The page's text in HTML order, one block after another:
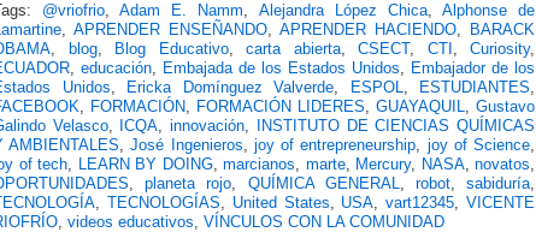
@vriofrio,Adam E. Namm, Alejandra López Chica, Alphonse de
, APRENDER ENSEÑANDO, APRENDER HACIENDO,
BARACK
, blog, Blog Educativo, carta abierta, CSECT , CTI , Curiosity,
, educación, Embajada de los Estados Unidos, Embajador de los
Unidos, Ericka Domínguez Valverde, ESPOL, ESTUDIANTES,
, FORMACIÓN, FORMACIÓN LIDERES, GUAYAQUIL, Gustavo
Velasco, ICQA,innovación,
INSTITUTO DE CIENCIAS QUÍMICAS
AMBIENTALES,José Ingenieros, joy of entrepreneurship, joy of Science,
of tech, LEARN BY DOING, marcianos, marte, Mercury, NASA, novatos,
,planeta rojo, QUÍMICA GENERAL, robot,sabiduría,
, TECNOLOGÍAS, United States, USA,vart12345,VICENTE
, videos educativos, VÍNCULOS CON LA COMUNIDAD